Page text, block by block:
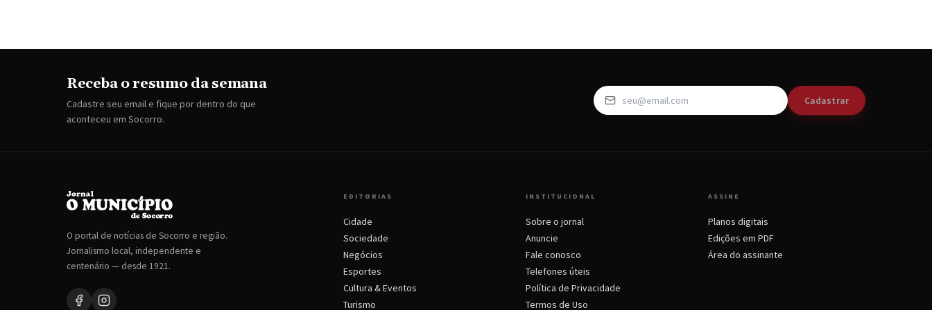
Receba o resumo da semana
Cadastre seu email e fique por dentro do que
aconteceu em Socorro.
Cadastrar
O portal de notícias de Socorro e região.
Jornalismo local, independente e
centenário — desde 1921.
EDITORIAS
Cidade
Sociedade
Negócios
Esportes
Cultura & Eventos
Turismo
INSTITUCIONAL
Sobre o jornal
Anuncie
Fale conosco
Telefones úteis
Política de Privacidade
Termos de Uso
ASSINE
Planos digitais
Edições em PDF
Área do assinante